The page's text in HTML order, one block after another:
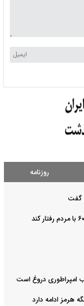
روزنامه
گفت
امپراطوری دروغ است
هرمز ادامه دارد